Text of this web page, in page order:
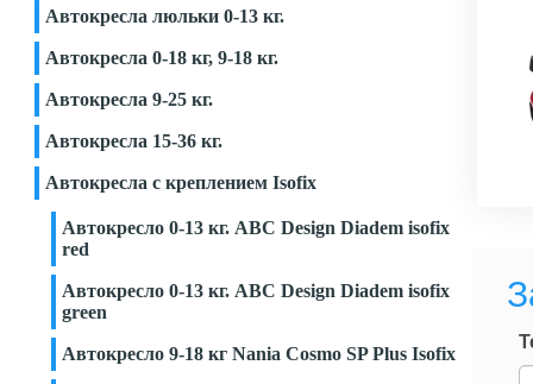
Автокресла люльки 0-13 кг.
Автокресла 0-18 кг, 9-18 кг.
Автокресла 9-25 кг.
Автокресла 15-36 кг.
Автокресла с креплением Isofix
Автокресло 0-13 кг. ABC Design Diadem isofix
red
Автокресло 0-13 кг. ABC Design Diadem isofix
green
Автокресло 9-18 кг Nania Cosmo SP Plus Isofix